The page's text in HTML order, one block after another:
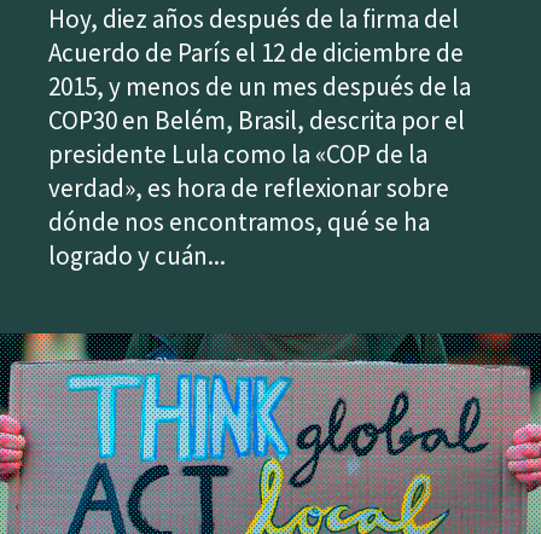
Hoy, diez años después de la firma del
Acuerdo de París el 12 de diciembre de
2015, y menos de un mes después de la
COP30 en Belém, Brasil, descrita por el
presidente Lula como la «COP de la
verdad», es hora de reflexionar sobre
dónde nos encontramos, qué se ha
logrado y cuán...